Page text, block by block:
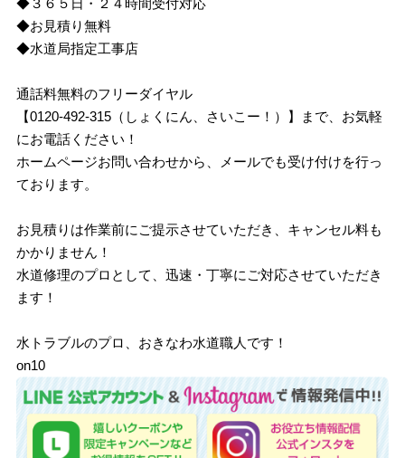
◆３６５日・２４時間受付対応
◆お見積り無料
◆水道局指定工事店
通話料無料のフリーダイヤル
【0120-492-315（しょくにん、さいこー！）】まで、お気軽
にお電話ください！
ホームページお問い合わせから、メールでも受け付けを行っ
ております。
お見積りは作業前にご提示させていただき、キャンセル料も
かかりません！
水道修理のプロとして、迅速・丁寧にご対応させていただき
ます！
水トラブルのプロ、おきなわ水道職人です！
on10